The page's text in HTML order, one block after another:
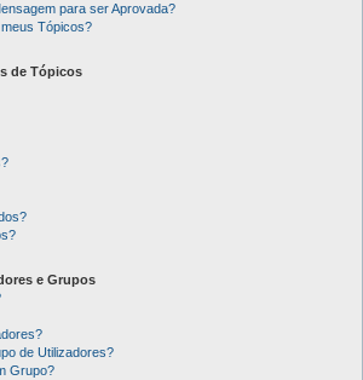
para ser Aprovada?
Tópicos?
de Tópicos
e Grupos
de Utilizadores?
Grupo?